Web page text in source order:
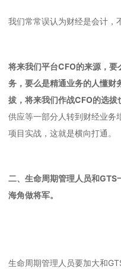
我们常常误认为财经是会计，
将来我们平台CFO的来源，
务，要么是精通业务的人懂财
拔，将来我们作战CFO的选拔
供应等一部分人转到财经业务
项目实战，这就是横向打通。
二、生命周期管理人员和GTS
海角做将军。
生命周期管理人员要加大和